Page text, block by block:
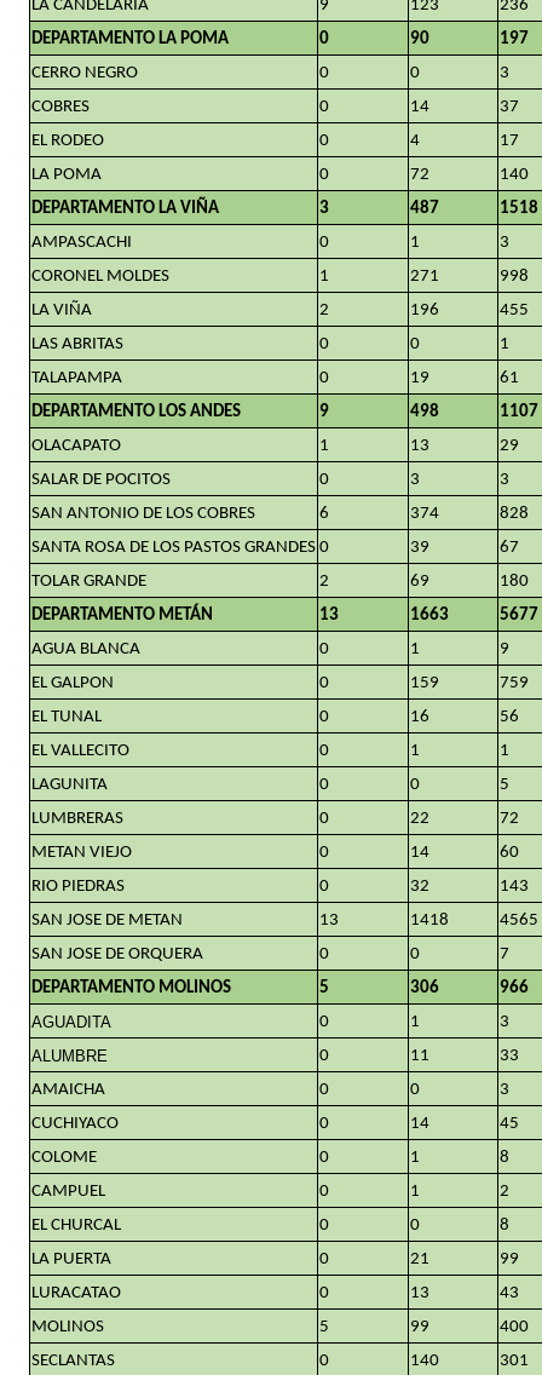
LA CANDELARIA
9 123
236
DEPARTAMENTO LA POMA
0 90
197
CERRO NEGRO
0 0
3
COBRES
0 14
37
EL RODEO
0 4
17
LA POMA
0 72
140
DEPARTAMENTO LA VIÑA
3 487
1518
AMPASCACHI
0 1
3
CORONEL MOLDES
1 271
998
LA VIÑA
2 196
455
LAS ABRITAS
0 0
1
TALAPAMPA
0 19
61
DEPARTAMENTO LOS ANDES
9 498
1107
OLACAPATO
1 13
29
SALAR DE POCITOS
0 3
3
SAN ANTONIO DE LOS COBRES
6 374
828
SANTA ROSA DE LOS PASTOS GRANDES 0 39
67
TOLAR GRANDE
2 69
180
DEPARTAMENTO METÁN
13 1663
5677
AGUA BLANCA
0 1
9
EL GALPON
0 159
759
EL TUNAL
0 16
56
EL VALLECITO
0 1
1
LAGUNITA
0 0
5
LUMBRERAS
0 22
72
METAN VIEJO
0 14
60
RIO PIEDRAS
0 32
143
SAN JOSE DE METAN
13 1418
4565
SAN JOSE DE ORQUERA
0 0
7
DEPARTAMENTO MOLINOS
5 306
966
AGUADITA
0 1
3
ALUMBRE
0 11
33
AMAICHA
0 0
3
CUCHIYACO
0 14
45
COLOME
0 1
8
CAMPUEL
0 1
2
EL CHURCAL
0 0
8
LA PUERTA
0 21
99
LURACATAO
0 13
43
MOLINOS
5 99
400
SECLANTAS
0 140 301